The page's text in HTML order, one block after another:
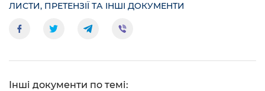
ЛИСТИ, ПРЕТЕНЗІЇ ТА ІНШІ ДОКУМЕНТИ
Інші документи по темі: